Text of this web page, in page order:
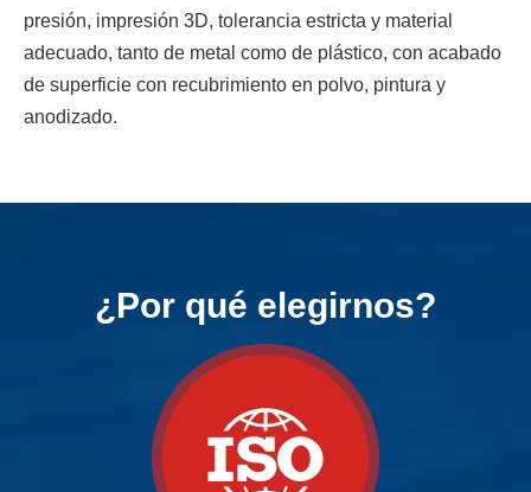
presión, impresión 3D, tolerancia estricta y material
adecuado, tanto de metal como de plástico, con acabado
de superficie con recubrimiento en polvo, pintura y
anodizado.
¿Por qué elegirnos?